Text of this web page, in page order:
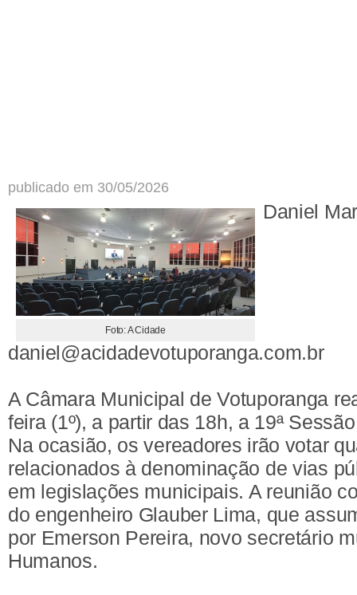
publicado em 30/05/2026
Foto: A Cidade
Daniel
daniel@acidadevotuporanga.com.br
A Câmara Municipal de Votuporanga
feira (1º), a partir das 18h, a 19ª
Na ocasião, os vereadores irão votar
relacionados à denominação de vias
em legislações municipais. A reunião
do engenheiro Glauber Lima, que
por Emerson Pereira, novo secretário
Humanos.